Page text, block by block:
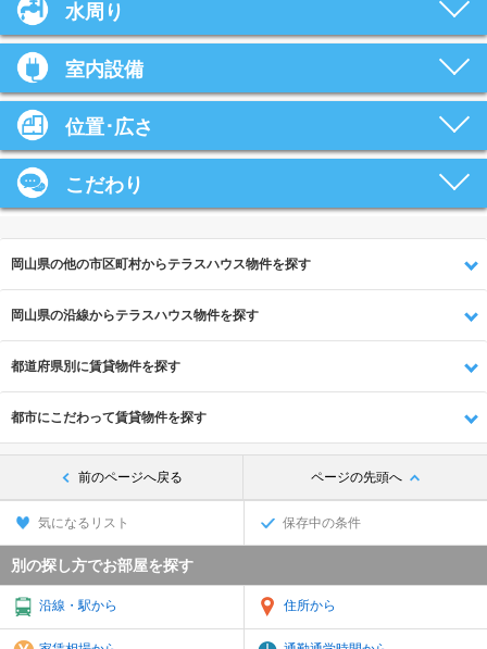
水周り
室内設備
位置･広さ
こだわり
岡山県の他の市区町村からテラスハウス物件を探す
岡山県の沿線からテラスハウス物件を探す
都道府県別に賃貸物件を探す
都市にこだわって賃貸物件を探す
前のページへ戻る ページの先頭へ
気になるリスト 保存中の条件
別の探し方でお部屋を探す
沿線・駅から 住所から